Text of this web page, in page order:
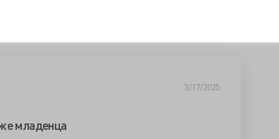
3/17/2025
младенца